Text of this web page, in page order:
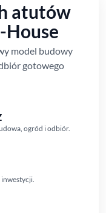
atutów
House
model budowy
gotowego
ogród i odbiór.
inwestycji.